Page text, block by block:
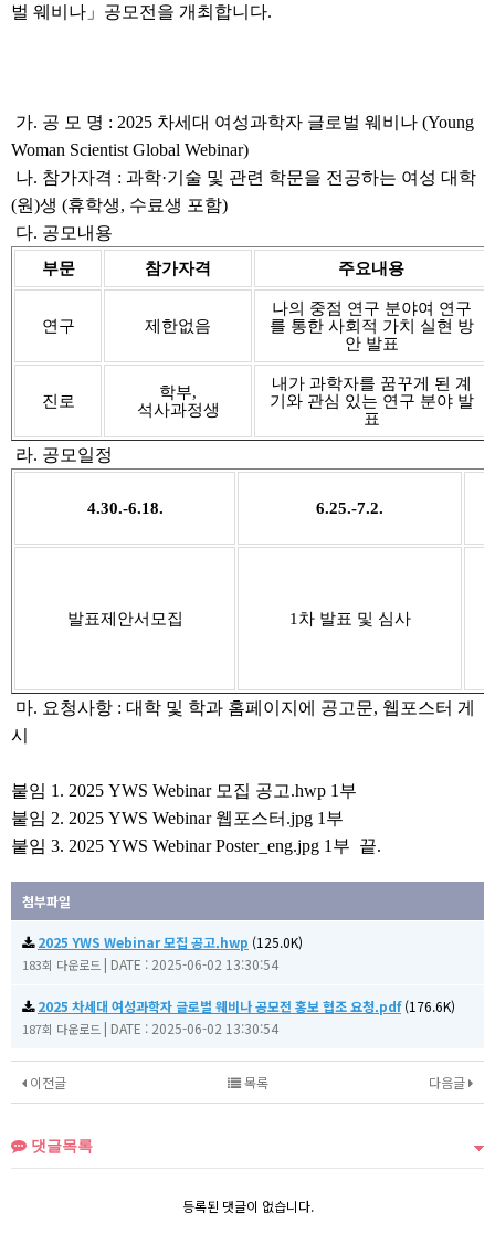
벌 웨비나」공모전을 개최합니다.
가. 공 모 명 : 2025 차세대 여성과학자 글로벌 웨비나 (Young
Woman Scientist Global Webinar)
나. 참가자격 : 과학·기술 및 관련 학문을 전공하는 여성 대학
(원)생 (휴학생, 수료생 포함)
다. 공모내용
부문 참가자격 주요내용
연구 제한없음
나의 중점 연구 분야여 연구
를 통한 사회적 가치 실현 방
안 발표
진로
학부,
석사과정생
내가 과학자를 꿈꾸게 된 계
기와 관심 있는 연구 분야 발
표
라. 공모일정
4.30.-6.18. 6.25.-7.2.
발표제안서모집 1차 발표 및 심사
마. 요청사항 : 대학 및 학과 홈페이지에 공고문, 웹포스터 게
시
붙임 1. 2025 YWS Webinar 모집 공고.hwp 1부
붙임 2. 2025 YWS Webinar 웹포스터.jpg 1부
붙임 3. 2025 YWS Webinar Poster_eng.jpg 1부 끝.
첨부파일
2025 YWS Webinar 모집 공고.hwp (125.0K)
183회 다운로드 | DATE : 2025-06-02 13:30:54
2025 차세대 여성과학자 글로벌 웨비나 공모전 홍보 협조 요청.pdf(176.6K)
187회 다운로드 | DATE : 2025-06-02 13:30:54
이전글 다음글
목록
댓글목록
등록된 댓글이 없습니다.